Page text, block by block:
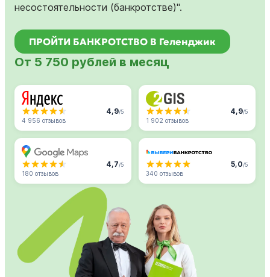
несостоятельности (банкротстве)".
ПРОЙТИ БАНКРОТСТВО В Геленджик
От 5 750 рублей в месяц
4,9/5
4 956 отзывов
4,9/5
1 902 отзывов
4,7/5
180 отзывов
5,0/5
340 отзывов